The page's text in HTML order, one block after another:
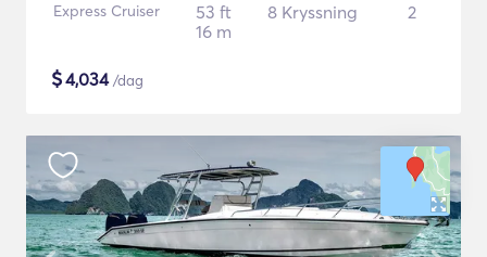
Express Cruiser
53 ft
16 m
8 Kryssning 2
$4,034/dag